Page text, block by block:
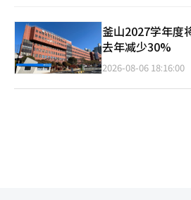
釜山2027学年度
去年减少30%
2026-08-06 18:16:00